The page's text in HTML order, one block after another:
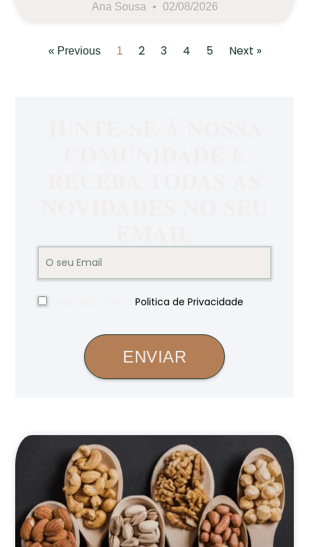
Ana Sousa 02/08/2026
« Previous 1 2 3 4 5 Next »
Politica de Privacidade
ENVIAR